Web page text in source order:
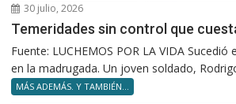
30 julio, 2026
Temeridades sin control que
Fuente: LUCHEMOS POR LA VIDA
en la madrugada. Un joven soldado,
MÁS ADEMÁS. Y TAMBIÉN...